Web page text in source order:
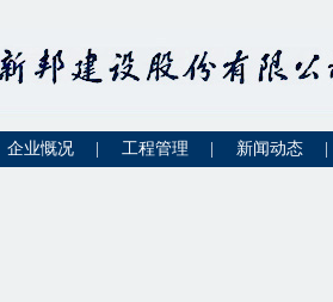
企业慨况 工程管理 新闻动态